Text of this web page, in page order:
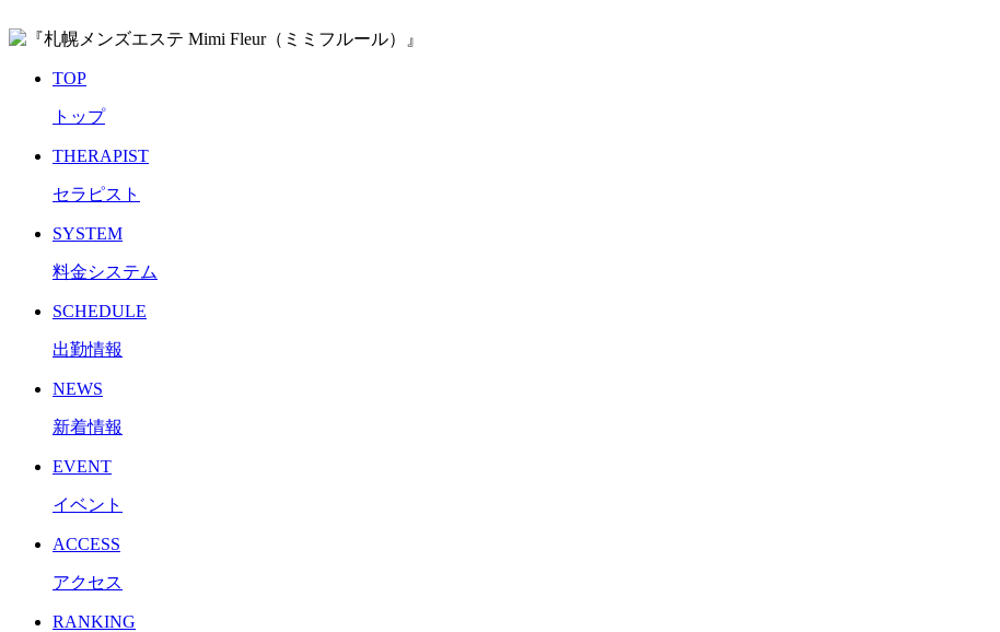
TOP
トップ
THERAPIST
セラピスト
SYSTEM
料金システム
SCHEDULE
出勤情報
NEWS
新着情報
EVENT
イベント
ACCESS
アクセス
RANKING